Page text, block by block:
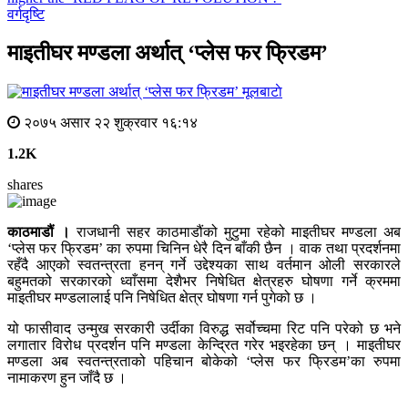
वर्गदृष्टि
माइतीघर मण्डला अर्थात् ‘प्लेस फर फ्रिडम’
मूलबाटाे
२०७५ असार २२ शुक्रवार १६:१४
1.2K
shares
काठमाडौं । राजधानी सहर काठमाडौंको मुटुमा रहेको माइतीघर मण्डला अब
‘प्लेस फर फ्रिडम’ का रुपमा चिनिन धेरै दिन बाँकी छैन । वाक तथा प्रदर्शनमा
रहँदै आएको स्वतन्त्रता हनन् गर्ने उद्देश्यका साथ वर्तमान ओली सरकारले
बहुमतको सरकारको ध्वाँसमा देशैभर निषेधित क्षेत्रहरु घोषणा गर्ने क्रममा
माइतीघर मण्डलालाई पनि निषेधित क्षेत्र घोषणा गर्न पुगेको छ ।
यो फासीवाद उन्मुख सरकारी उर्दीका विरुद्ध सर्वोच्चमा रिट पनि परेको छ भने
लगातार विरोध प्रदर्शन पनि मण्डला केन्द्रित गरेर भइरहेका छन् । माइतीघर
मण्डला अब स्वतन्त्रताको पहिचान बोकेको ‘प्लेस फर फ्रिडम’का रुपमा
नामाकरण हुन जाँदै छ ।